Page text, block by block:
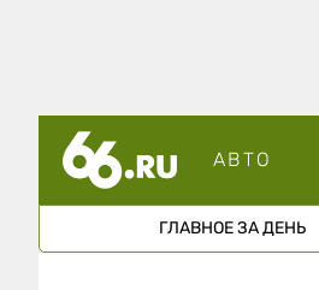
АВТО
ГЛАВНОЕ ЗА ДЕНЬ